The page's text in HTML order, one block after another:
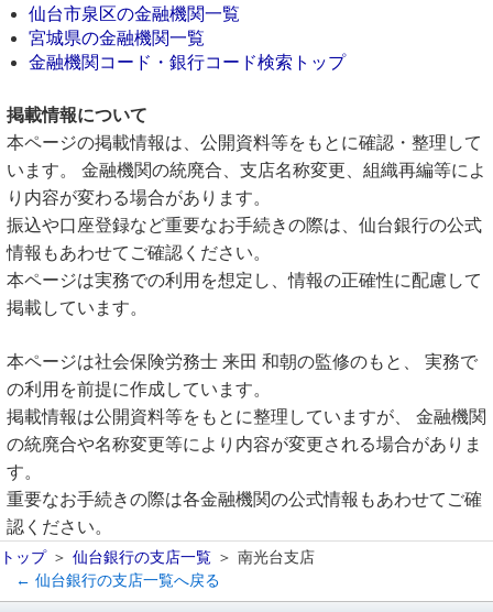
仙台市泉区の金融機関一覧
宮城県の金融機関一覧
金融機関コード・銀行コード検索トップ
掲載情報について
本ページの掲載情報は、公開資料等をもとに確認・整理して
います。 金融機関の統廃合、支店名称変更、組織再編等によ
り内容が変わる場合があります。
振込や口座登録など重要なお手続きの際は、仙台銀行の公式
情報もあわせてご確認ください。
本ページは実務での利用を想定し、情報の正確性に配慮して
掲載しています。
本ページは社会保険労務士 来田 和朝の監修のもと、 実務で
の利用を前提に作成しています。
掲載情報は公開資料等をもとに整理していますが、 金融機関
の統廃合や名称変更等により内容が変更される場合がありま
す。
重要なお手続きの際は各金融機関の公式情報もあわせてご確
認ください。
トップ 仙台銀行の支店一覧
南光台支店
← 仙台銀行の支店一覧へ戻る